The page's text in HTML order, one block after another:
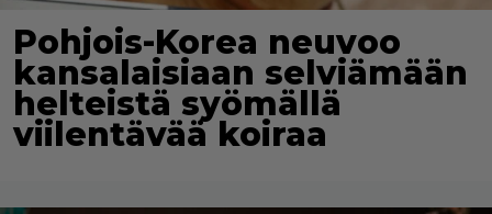
Pohjois-Korea neuvoo
kansalaisiaan selviämään
helteistä syömällä
viilentävää koiraa